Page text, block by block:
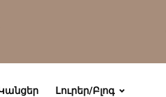
Լուրեր/Բլոգ